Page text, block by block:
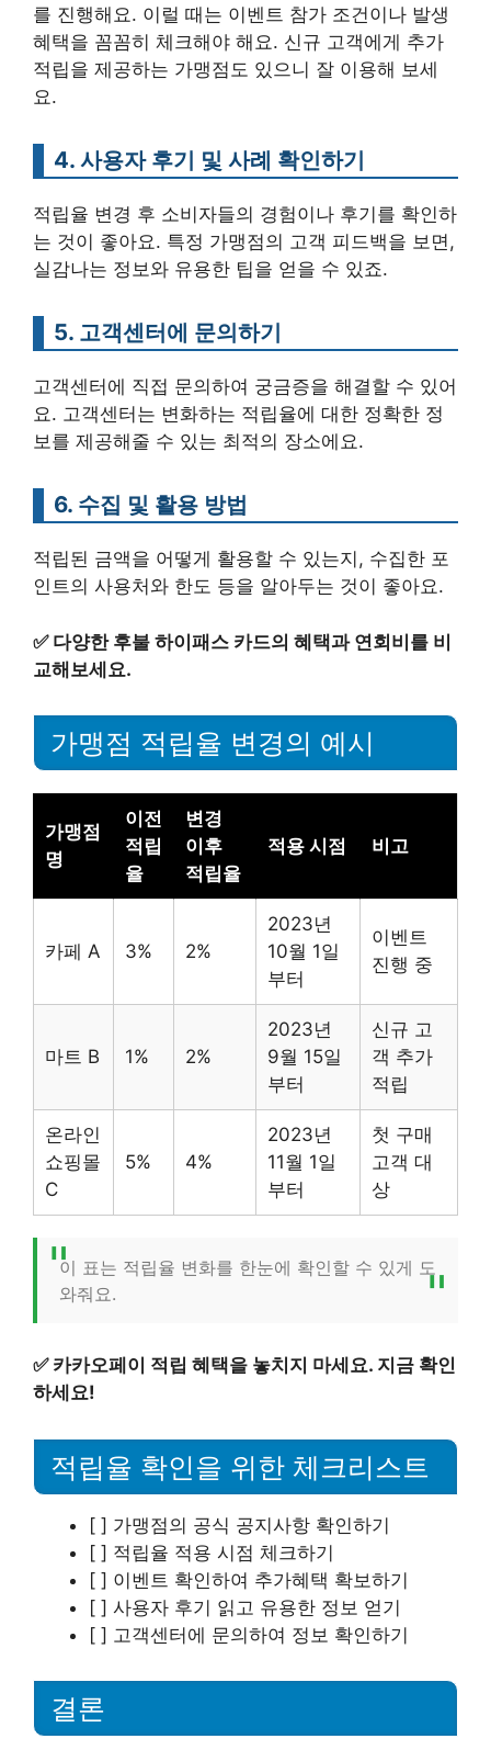
를 진행해요. 이럴 때는 이벤트 참가 조건이나 발생
혜택을 꼼꼼히 체크해야 해요. 신규 고객에게 추가
적립을 제공하는 가맹점도 있으니 잘 이용해 보세
요.
4. 사용자 후기 및 사례 확인하기
적립율 변경 후 소비자들의 경험이나 후기를 확인하
는 것이 좋아요. 특정 가맹점의 고객 피드백을 보면,
실감나는 정보와 유용한 팁을 얻을 수 있죠.
5. 고객센터에 문의하기
고객센터에 직접 문의하여 궁금증을 해결할 수 있어
요. 고객센터는 변화하는 적립율에 대한 정확한 정
보를 제공해줄 수 있는 최적의 장소에요.
6. 수집 및 활용 방법
적립된 금액을 어떻게 활용할 수 있는지, 수집한 포
인트의 사용처와 한도 등을 알아두는 것이 좋아요.
✅ 다양한 후불 하이패스 카드의 혜택과 연회비를 비
교해보세요.
가맹점 적립율 변경의 예시
가맹점
명
이전
적립
율
변경
이후
적립율
적용 시점 비고
카페 A 3% 2%
2023년
10월 1일
부터
이벤트
진행 중
마트 B 1% 2%
2023년
9월 15일
부터
신규 고
객 추가
적립
온라인
쇼핑몰
C
5% 4%
2023년
11월 1일
부터
첫 구매
고객 대
상
이 표는 적립율 변화를 한눈에 확인할 수 있게 도
와줘요.
✅ 카카오페이 적립 혜택을 놓치지 마세요. 지금 확인
하세요!
적립율 확인을 위한 체크리스트
[ ] 가맹점의 공식 공지사항 확인하기
[ ] 적립율 적용 시점 체크하기
[ ] 이벤트 확인하여 추가혜택 확보하기
[ ] 사용자 후기 읽고 유용한 정보 얻기
[ ] 고객센터에 문의하여 정보 확인하기
결론